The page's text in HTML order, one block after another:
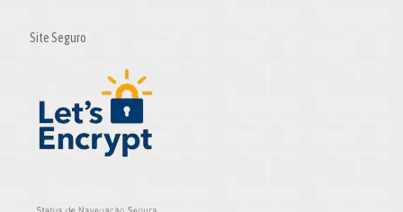
Site Seguro